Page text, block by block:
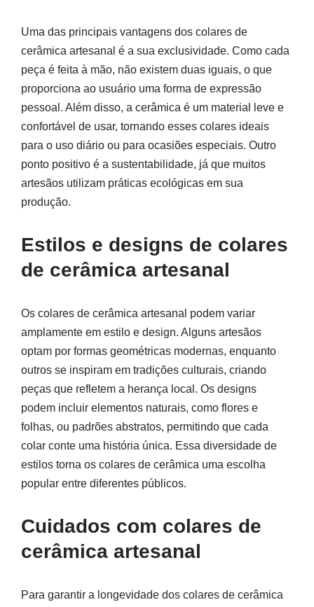
Uma das principais vantagens dos colares de
cerâmica artesanal é a sua exclusividade. Como cada
peça é feita à mão, não existem duas iguais, o que
proporciona ao usuário uma forma de expressão
pessoal. Além disso, a cerâmica é um material leve e
confortável de usar, tornando esses colares ideais
para o uso diário ou para ocasiões especiais. Outro
ponto positivo é a sustentabilidade, já que muitos
artesãos utilizam práticas ecológicas em sua
produção.
Estilos e designs de colares
de cerâmica artesanal
Os colares de cerâmica artesanal podem variar
amplamente em estilo e design. Alguns artesãos
optam por formas geométricas modernas, enquanto
outros se inspiram em tradições culturais, criando
peças que refletem a herança local. Os designs
podem incluir elementos naturais, como flores e
folhas, ou padrões abstratos, permitindo que cada
colar conte uma história única. Essa diversidade de
estilos torna os colares de cerâmica uma escolha
popular entre diferentes públicos.
Cuidados com colares de
cerâmica artesanal
Para garantir a longevidade dos colares de cerâmica